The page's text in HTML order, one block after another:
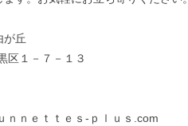
丘
１－７－１３
ｎｎｅｔｔｅｓ-ｐｌｕｓ.com